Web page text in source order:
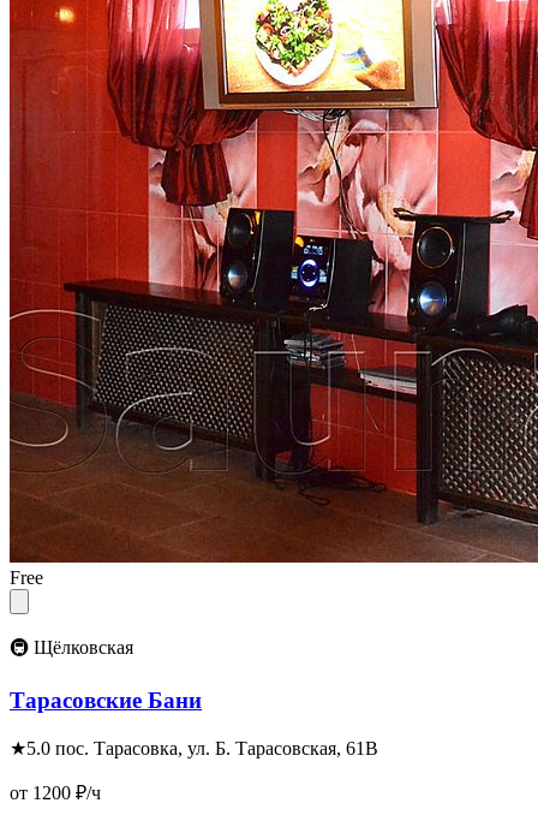
Free
🚇 Щёлковская
Тарасовские Бани
★5.0 пос. Тарасовка, ул. Б. Тарасовская, 61В
от 1200 ₽/ч